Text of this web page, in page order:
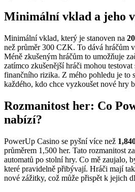
Minimální vklad a jeho
Minimální vklad, který je stanoven na
než průměr 300 CZK. To dává hráčům
Méně zkušeným hráčům to umožňuje
zatímco zkušenější hráči mohou
finančního rizika. Z mého pohledu je to
každého, kdo chce vyzkoušet nové hry
Rozmanitost her: Co
nabízí?
PowerUp Casino se pyšní více než
průměrem 1,500 her. Tato rozmanitost
automatů po stolní hry. Co mě zaujalo,
které pravidelně přibývají. Hráči mají
nové zážitky, což může přispět k jejich